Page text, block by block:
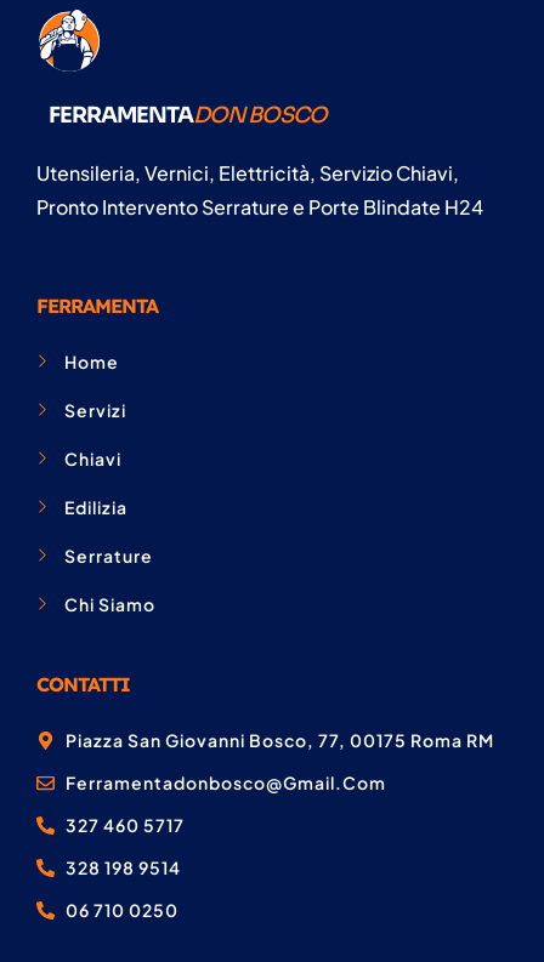
FERRAMENTADON BOSCO
Utensileria, Vernici, Elettricità, Servizio Chiavi,
Pronto Intervento Serrature e Porte Blindate H24
FERRAMENTA
Home
Servizi
Chiavi
Edilizia
Serrature
Chi Siamo
CONTATTI
Piazza San Giovanni Bosco, 77, 00175 Roma RM
Ferramentadonbosco@gmail.com
327 460 5717
328 198 9514
06 710 0250